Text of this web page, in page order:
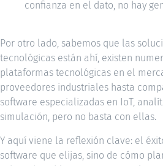
confianza en el dato, no hay
Por otro lado, sabemos que las
tecnológicas están ahí, existen
plataformas tecnológicas en el
proveedores industriales hasta
software especializadas en IoT,
simulación, pero no basta con ellas.
Y aquí viene la reflexión clave: el
software que elijas, sino de cómo